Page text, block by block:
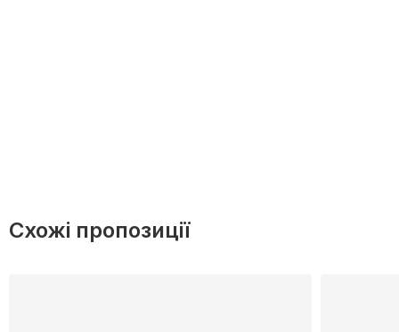
Схожі пропозиції